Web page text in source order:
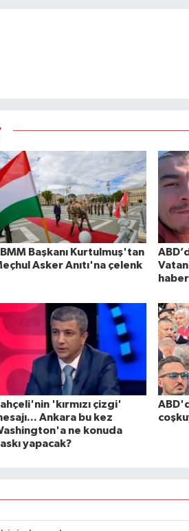
Başkanı Kurtulmuş'tan
Asker Anıtı'na çelenk
'kırmızı çizgi'
Ankara bu kez
ne konuda
yapacak?